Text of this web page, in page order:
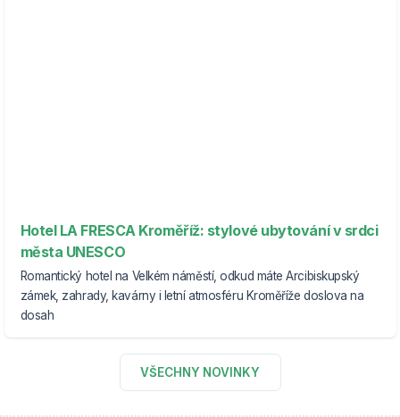
Hotel LA FRESCA Kroměříž: stylové ubytování v srdci
města UNESCO
Romantický hotel na Velkém náměstí, odkud máte Arcibiskupský
zámek, zahrady, kavárny i letní atmosféru Kroměříže doslova na
dosah
VŠECHNY NOVINKY